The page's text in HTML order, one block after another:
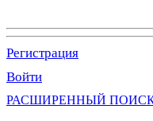
Регистрация
Войти
РАСШИРЕННЫЙ